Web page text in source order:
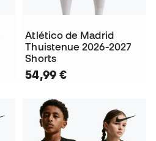
Atlético de Madrid
Thuistenue 2026-2027
Shorts
54,99 €